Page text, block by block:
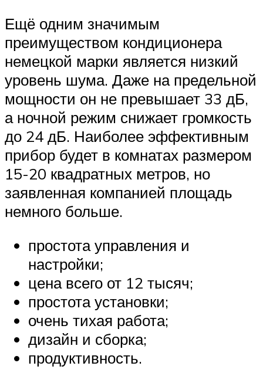
Ещё одним значимым
преимуществом кондиционера
немецкой марки является низкий
уровень шума. Даже на предельной
мощности он не превышает 33 дБ,
а ночной режим снижает громкость
до 24 дБ. Наиболее эффективным
прибор будет в комнатах размером
15-20 квадратных метров, но
заявленная компанией площадь
немного больше.
простота управления и
настройки;
цена всего от 12 тысяч;
простота установки;
очень тихая работа;
дизайн и сборка;
продуктивность.